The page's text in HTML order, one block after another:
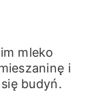
mleko
i
budyń.